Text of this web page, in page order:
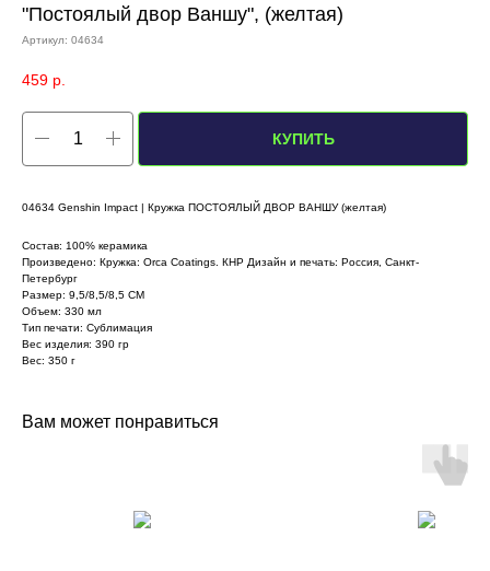
"Постоялый двор Ваншу", (желтая)
Артикул: 04634
459 р.
КУПИТЬ
04634 Genshin Impact | Кружка ПОСТОЯЛЫЙ ДВОР ВАНШУ (желтая)
Состав: 100% керамика
Произведено: Кружка: Orca Coatings. КНР Дизайн и печать: Россия, Санкт-
Петербург
Размер: 9,5/8,5/8,5 СМ
Объем: 330 мл
Тип печати: Сублимация
Вес изделия: 390 гр
Вес: 350 г
Вам может понравиться